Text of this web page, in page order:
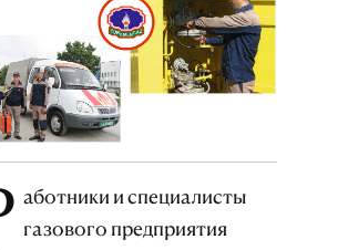
аботники и специалисты
газового предприятия